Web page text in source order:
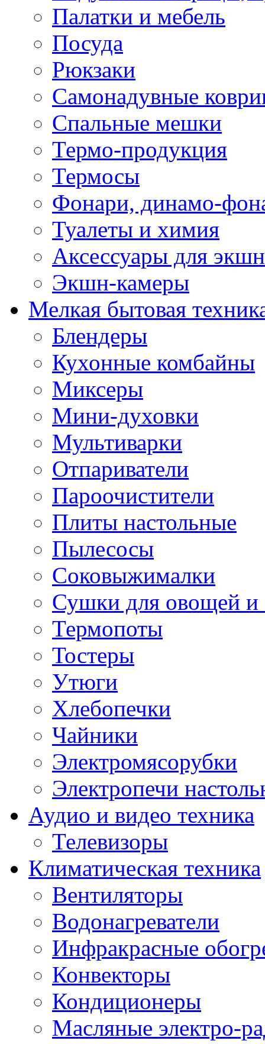
Палатки и мебель
Посуда
Рюкзаки
Самонадувные
Спальные мешки
Термо-продукция
Термосы
Фонари, динамо-
Туалеты и химия
Аксессуары для
Экшн-камеры
Мелкая бытовая
Блендеры
Кухонные комбайны
Миксеры
Мини-духовки
Мультиварки
Отпариватели
Пароочистители
Плиты настольные
Пылесосы
Соковыжималки
Сушки для овощей и
Термопоты
Тостеры
Утюги
Хлебопечки
Чайники
Электромясорубки
Электропечи
Аудио и видео техника
Телевизоры
Климатическая техника
Вентиляторы
Водонагреватели
Инфракрасные
Конвекторы
Кондиционеры
Масляные электро-